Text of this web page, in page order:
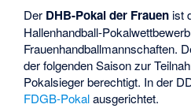
Der DHB-Pokal der Frauen ist
Hallenhandball-
Frauenhandballmannschaften.
der folgenden Saison zur
Pokalsieger berechtigt. In der
FDGB-Pokalausgerichtet.